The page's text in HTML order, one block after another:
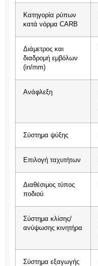
Κατηγορία ρύπων
κατά νόρμα CARB
Διάμετρος και
διαδρομή εμβόλων
(in/mm)
Ανάφλεξη
Σύστημα ψύξης
Επιλογή ταχυτήτων
Διαθέσιμος τύπος
ποδιού
Σύστημα κλίσης/
ανύψωσης κινητήρα
Σύστημα εξαγωγής